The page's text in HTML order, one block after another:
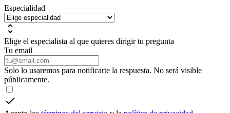
Especialidad
Elige el especialista al que quieres dirigir tu pregunta
Tu email
Solo lo usaremos para notificarte la respuesta. No será visible
públicamente.